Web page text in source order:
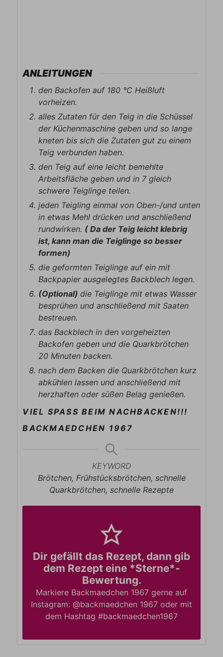
ANLEITUNGEN
den Backofen auf 180 ℃ Heißluft
vorheizen.
alles Zutaten für den Teig in die Schüssel
der Küchenmaschine geben und so lange
kneten bis sich die Zutaten gut zu einem
Teig verbunden haben.
den Teig auf eine leicht bemehlte
Arbeitsfläche geben und in 7 gleich
schwere Teiglinge teilen.
jeden Teigling einmal von Oben-/und unten
in etwas Mehl drücken und anschließend
rundwirken. ( Da der Teig leicht klebrig
ist, kann man die Teiglinge so besser
formen)
die geformten Teiglinge auf ein mit
Backpapier ausgelegtes Backblech legen.
(Optional)die Teiglinge mit etwas Wasser
besprühen und anschließend mit Saaten
bestreuen.
das Backblech in den vorgeheizten
Backofen geben und die Quarkbrötchen
20 Minuten backen.
nach dem Backen die Quarkbrötchen kurz
abkühlen lassen und anschließend mit
herzhaften oder süßen Belag genießen.
VIEL SPASS BEIM NACHBACKEN!!!
BACKMAEDCHEN 1967
KEYWORD
Brötchen, Frühstücksbrötchen, schnelle
Quarkbrötchen, schnelle Rezepte
Dir gefällt das Rezept, dann gib
dem Rezept eine *Sterne*-
Bewertung.
Markiere Backmaedchen 1967 gerne auf
Instagram: @backmaedchen 1967 oder mit
dem Hashtag #backmaedchen1967